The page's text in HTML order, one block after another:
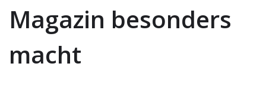
Magazin besonders
macht